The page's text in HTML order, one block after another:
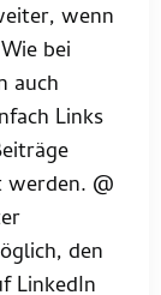
wenn
bei
auch
Links
@
den
LinkedIn